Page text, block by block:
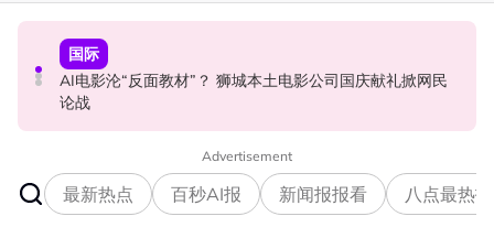
国际
AI电影沦“反面教材”？ 狮城本土电影公司国庆献礼掀网民
论战
政治
要求安华解释为何冻结MyKHAS权限 5蓝眼议员: 改革不是
把人民拨款政治化
政治
驳斥全国大选提前举行 法米：各成员党承诺挺政府至届满
Advertisement
最新热点 百秒AI报 新闻报报看 八点最热报